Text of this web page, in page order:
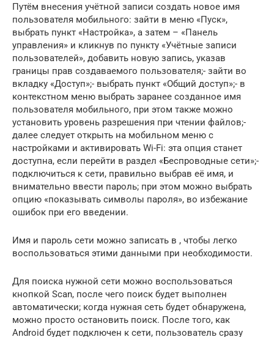
Путём внесения учётной записи создать новое имя
пользователя мобильного: зайти в меню «Пуск»,
выбрать пункт «Настройка», а затем – «Панель
управления» и кликнув по пункту «Учётные записи
пользователей», добавить новую запись, указав
границы прав создаваемого пользователя;- зайти во
вкладку «Доступ»;- выбрать пункт «Общий доступ»;- в
контекстном меню выбрать заранее созданное имя
пользователя мобильного, при этом также можно
установить уровень разрешения при чтении файлов;-
далее следует открыть на мобильном меню с
настройками и активировать Wi-Fi: эта опция станет
доступна, если перейти в раздел «Беспроводные сети»;-
подключиться к сети, правильно выбрав её имя, и
внимательно ввести пароль; при этом можно выбрать
опцию «показывать символы пароля», во избежание
ошибок при его введении.
Имя и пароль сети можно записать в , чтобы легко
воспользоваться этими данными при необходимости.
Для поиска нужной сети можно воспользоваться
кнопкой Scan, после чего поиск будет выполнен
автоматически; когда нужная сеть будет обнаружена,
можно просто остановить поиск. После того, как
Android будет подключен к сети, пользователь сразу